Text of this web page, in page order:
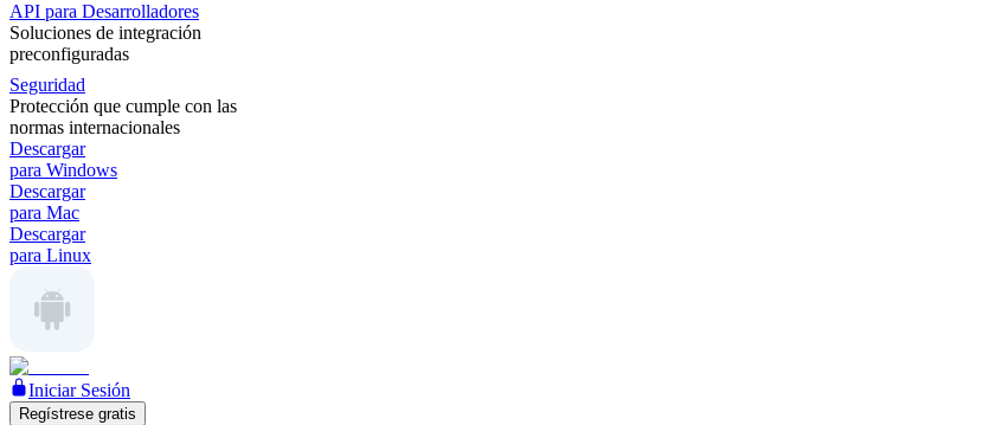
API para Desarrolladores
Soluciones de integración
preconfiguradas
Seguridad
Protección que cumple con las
normas internacionales
Descargar
para Windows
Descargar
para Mac
Descargar
para Linux
Iniciar Sesión
Regístrese gratis